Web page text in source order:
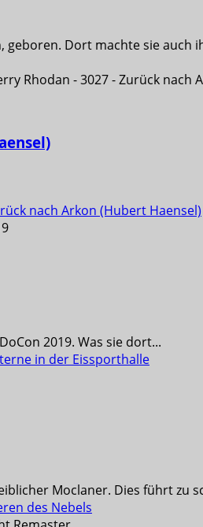
geboren. Dort machte sie auch
nach Arkon (Hubert Haensel)
2019. Was sie dort...
in der Eissporthalle
Moclaner. Dies führt zu
des Nebels